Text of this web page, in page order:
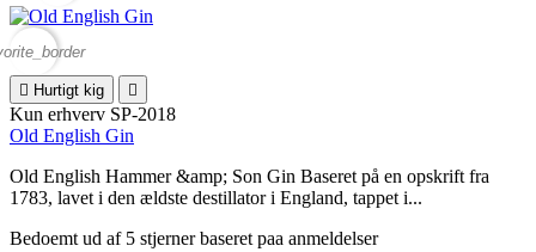
 Hurtigt kig 
Kun erhverv SP-2018
Old English Gin
Old English Hammer &amp; Son Gin Baseret på en opskrift fra
1783, lavet i den ældste destillator i England, tappet i...
Bedoemt ud af 5 stjerner baseret paa anmeldelser